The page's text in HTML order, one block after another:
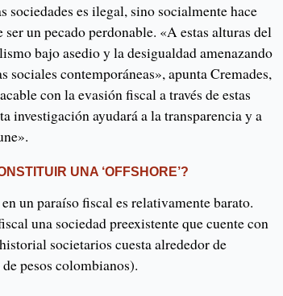
sociedades es ilegal, sino socialmente hace
un pecado perdonable. «A estas alturas del
bajo asedio y la desigualdad amenazando
sociales contemporáneas», apunta Cremades,
con la evasión fiscal a través de estas
investigación ayudará a la transparencia y a
UNA ‘OFFSHORE’?
un paraíso fiscal es relativamente barato.
una sociedad preexistente que cuente con
societarios cuesta alrededor de
pesos colombianos).